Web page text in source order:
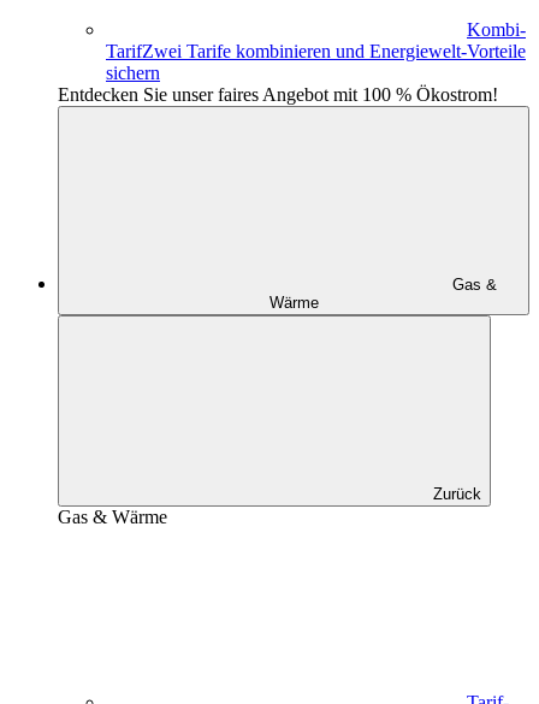
Kombi-
TarifZwei Tarife kombinieren und Energiewelt-Vorteile
sichern
Entdecken Sie unser faires Angebot mit 100 % Ökostrom!
Gas &
Wärme
Zurück
Gas & Wärme